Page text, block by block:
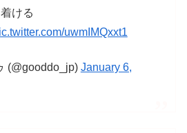
ける
uwmIMQxxt1
(@gooddo_jp) January 6,